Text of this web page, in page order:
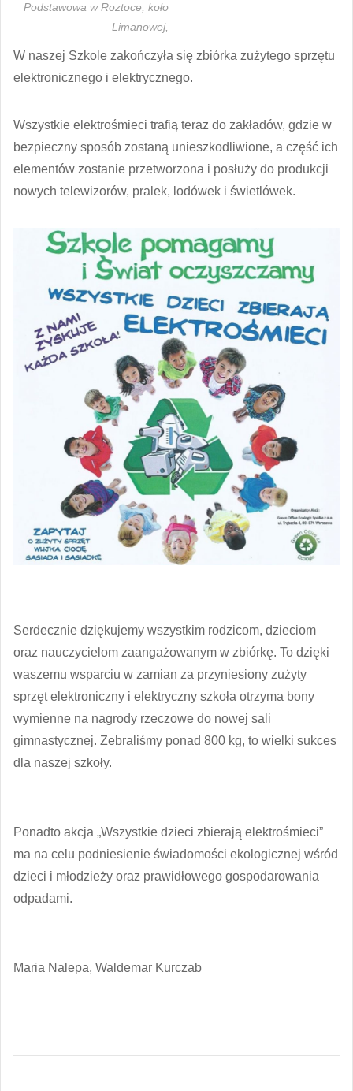
Podstawowa w Roztoce, koło
Limanowej,
W naszej Szkole zakończyła się zbiórka zużytego sprzętu
elektronicznego i elektrycznego.
Wszystkie elektrośmieci trafią teraz do zakładów, gdzie w
bezpieczny sposób zostaną unieszkodliwione, a część ich
elementów zostanie przetworzona i posłuży do produkcji
nowych telewizorów, pralek, lodówek i świetlówek.
Serdecznie dziękujemy wszystkim rodzicom, dzieciom
oraz nauczycielom zaangażowanym w zbiórkę. To dzięki
waszemu wsparciu w zamian za przyniesiony zużyty
sprzęt elektroniczny i elektryczny szkoła otrzyma bony
wymienne na nagrody rzeczowe do nowej sali
gimnastycznej. Zebraliśmy ponad 800 kg, to wielki sukces
dla naszej szkoły.
Ponadto akcja „Wszystkie dzieci zbierają elektrośmieci”
ma na celu podniesienie świadomości ekologicznej wśród
dzieci i młodzieży oraz prawidłowego gospodarowania
odpadami.
Maria Nalepa, Waldemar Kurczab